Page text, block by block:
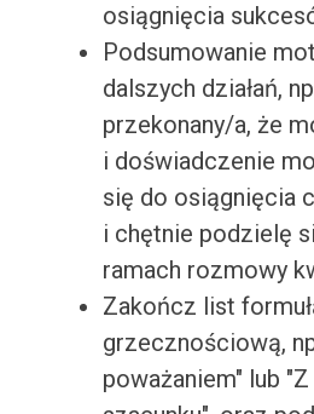
osiągnięcia
Podsumowanie
dalszych działań,
przekonany/a, że
i doświadczenie
się do osiągnięcia
i chętnie podzielę
ramach rozmowy
Zakończ list
grzecznościową,
poważaniem" lub